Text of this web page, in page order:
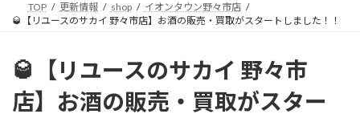
TOP 更新情報 shop
イオンタウン野々市店
🥃【リユースのサカイ 野々市店】お酒の販売・買取がスタートしました！！
🥃【リユースのサカイ 野々市
店】お酒の販売・買取がスター